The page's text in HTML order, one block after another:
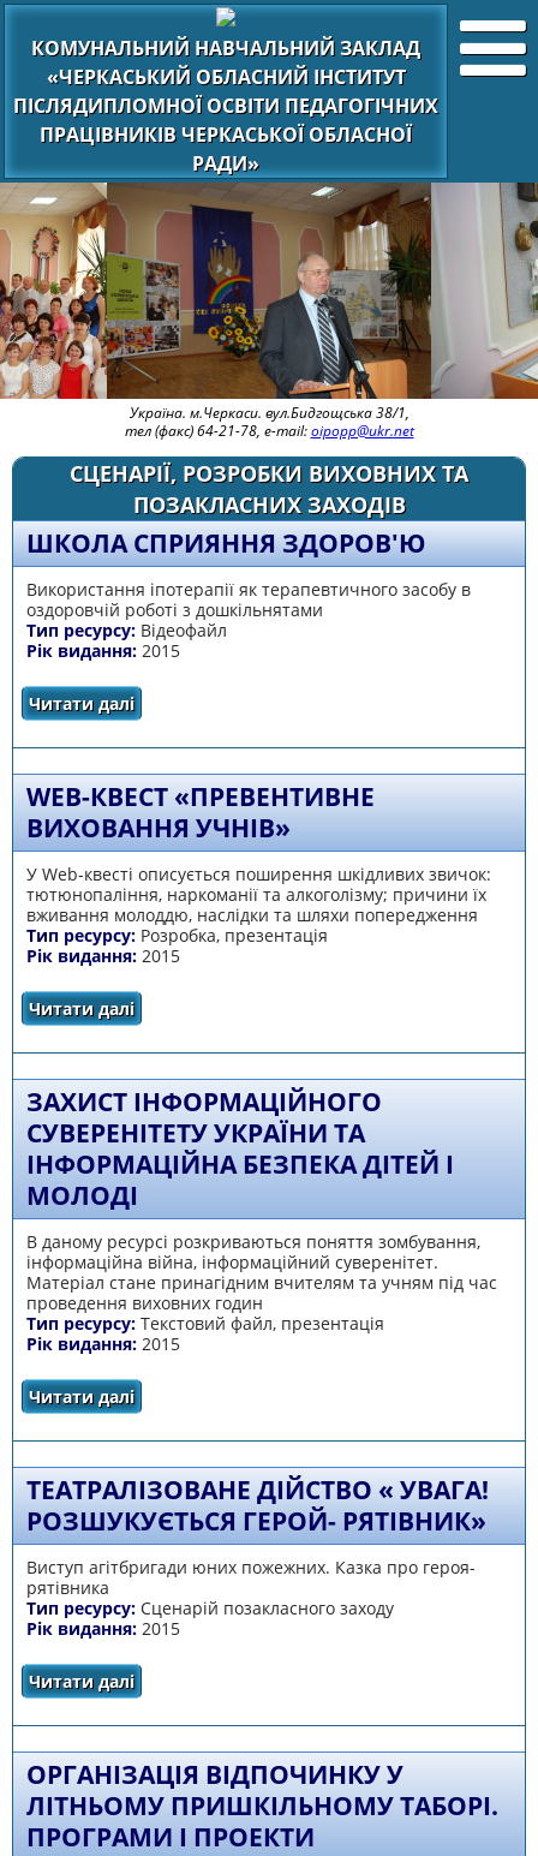
КОМУНАЛЬНИЙ НАВЧАЛЬНИЙ ЗАКЛАД
«ЧЕРКАСЬКИЙ ОБЛАСНИЙ ІНСТИТУТ
ПІСЛЯДИПЛОМНОЇ ОСВІТИ ПЕДАГОГІЧНИХ
ПРАЦІВНИКІВ ЧЕРКАСЬКОЇ ОБЛАСНОЇ
РАДИ»
Україна. м.Черкаси. вул.Бидгощська 38/1,
тел (факс) 64-21-78, e-mail:oipopp@ukr.net
СЦЕНАРІЇ, РОЗРОБКИ ВИХОВНИХ ТА
ПОЗАКЛАСНИХ ЗАХОДІВ
ШКОЛА СПРИЯННЯ ЗДОРОВ'Ю
Використання іпотерапії як терапевтичного засобу в
оздоровчій роботі з дошкільнятами
Тип ресурсу: Відеофайл
Рік видання: 2015
Читати даліпро Школа сприяння здоров'ю
WEB-КВЕСТ «ПРЕВЕНТИВНЕ
ВИХОВАННЯ УЧНІВ»
У Web-квесті описується поширення шкідливих звичок:
тютюнопаління, наркоманії та алкоголізму; причини їх
вживання молоддю, наслідки та шляхи попередження
Тип ресурсу: Розробка, презентація
Рік видання: 2015
Читати далі
ЗАХИСТ ІНФОРМАЦІЙНОГО
СУВЕРЕНІТЕТУ УКРАЇНИ ТА
ІНФОРМАЦІЙНА БЕЗПЕКА ДІТЕЙ І
МОЛОДІ
В даному ресурсі розкриваються поняття зомбування,
інформаційна війна, інформаційний суверенітет.
Матеріал стане принагідним вчителям та учням під час
проведення виховних годин
Тип ресурсу: Текстовий файл, презентація
Рік видання: 2015
Читати далі
молоді
ТЕАТРАЛІЗОВАНЕ ДІЙСТВО « УВАГА!
РОЗШУКУЄТЬСЯ ГЕРОЙ- РЯТІВНИК»
Виступ агітбригади юних пожежних. Казка про героя-
рятівника
Тип ресурсу: Сценарій позакласного заходу
Рік видання: 2015
Читати далі
ОРГАНІЗАЦІЯ ВІДПОЧИНКУ У
ЛІТНЬОМУ ПРИШКІЛЬНОМУ ТАБОРІ.
ПРОГРАМИ І ПРОЕКТИ